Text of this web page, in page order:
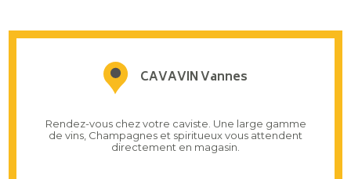
CAVAVIN Vannes
Rendez-vous chez votre caviste. Une large gamme
de vins, Champagnes et spiritueux vous attendent
directement en magasin.